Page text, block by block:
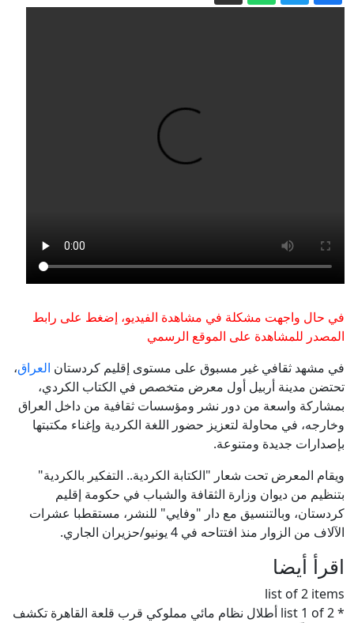
تقلق واشنطن من نماذج الصين؟
عاجل. - رغم تقدم مفاوضات عُمان..
الحرس الثوري يحسم مصير هرمز: لن يُفتح
والحرس الثوري يرهن فتح هرمز بشروط
في حال واجهت مشكلة في مشاهدة الفيديو، إضغط على رابط
المصدر للمشاهدة على الموقع الرسمي
في مشهد ثقافي غير مسبوق على مستوى إقليم كردستان العراق،
تحتضن مدينة أربيل أول معرض متخصص في الكتاب الكردي،
بمشاركة واسعة من دور نشر ومؤسسات ثقافية من داخل العراق
وخارجه، في محاولة لتعزيز حضور اللغة الكردية وإغناء مكتبتها
بإصدارات جديدة ومتنوعة.
ويقام المعرض تحت شعار "الكتابة الكردية.. التفكير بالكردية"
بتنظيم من ديوان وزارة الثقافة والشباب في حكومة إقليم
كردستان، وبالتنسيق مع دار "وفايي" للنشر، مستقطبا عشرات
الآلاف من الزوار منذ افتتاحه في 4 يونيو/حزيران الجاري.
اقرأ أيضا
list of 2 items
* list 1 of 2 أطلال نظام مائي مملوكي قرب قلعة القاهرة تكشف